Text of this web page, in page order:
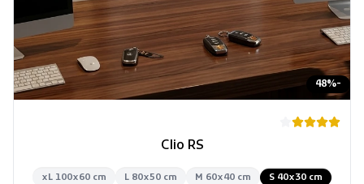
-
48%
Clio RS
S 40x30 cm
M 60x40 cm
L 80x50 cm
xL 100x60 cm